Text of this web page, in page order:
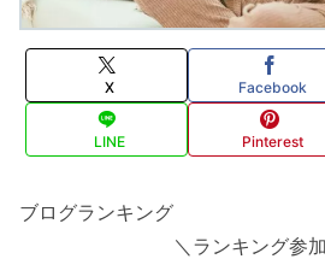
X Facebook
LINE Pinterest
ブログランキング
＼ランキング参